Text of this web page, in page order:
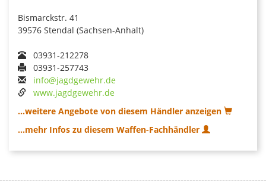
Bismarckstr. 41
39576 Stendal (Sachsen-Anhalt)
03931-212278
03931-257743
info@jagdgewehr.de
www.jagdgewehr.de
...weitere Angebote von diesem Händler anzeigen
...mehr Infos zu diesem Waffen-Fachhändler